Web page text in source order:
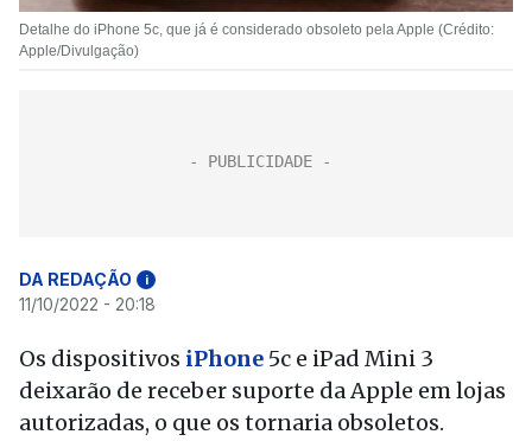
Detalhe do iPhone 5c, que já é considerado obsoleto pela Apple (Crédito:
Apple/Divulgação)
DA REDAÇÃO i
11/10/2022 - 20:18
Os dispositivos iPhone 5c e iPad Mini 3
deixarão de receber suporte da Apple em lojas
autorizadas, o que os tornaria obsoletos.